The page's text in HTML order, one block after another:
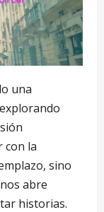
una
con la
sino
abre
historias.